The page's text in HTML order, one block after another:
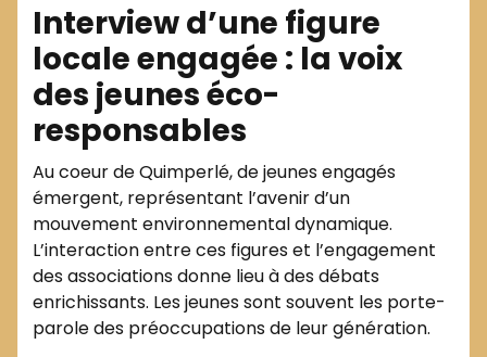
Interview d’une figure
locale engagée : la voix
des jeunes éco-
responsables
Au coeur de Quimperlé, de jeunes engagés
émergent, représentant l’avenir d’un
mouvement environnemental dynamique.
L’interaction entre ces figures et l’engagement
des associations donne lieu à des débats
enrichissants. Les jeunes sont souvent les porte-
parole des préoccupations de leur génération.